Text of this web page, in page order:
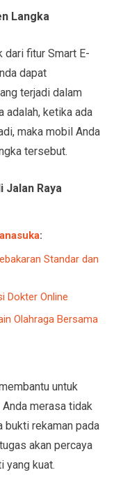
Langka
dari fitur Smart E-
dapat
terjadi dalam
adalah, ketika ada
maka mobil Anda
tersebut.
Jalan Raya
:
Standar dan
Dokter Online
Olahraga Bersama
untuk
merasa tidak
bukti rekaman pada
akan percaya
yang kuat.